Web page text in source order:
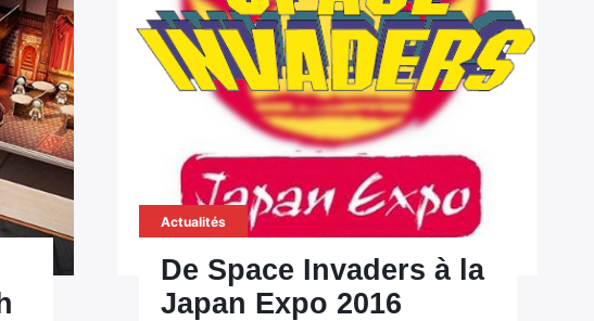
Actualités
De Space Invaders à la
Japan Expo 2016